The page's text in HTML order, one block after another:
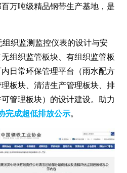
万吨级精品钢带生产基地，是
织监测监控仪表的设计与安
组织监管板块、有组织监管板
日常环保管理平台（雨水配方
板块、清洁生产管理板块、排
管理板块）的设计建设。助力
完成超低排放公示。